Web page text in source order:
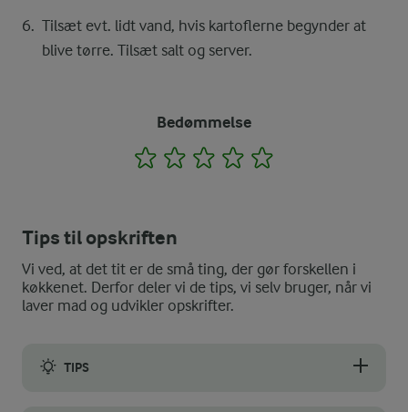
Tilsæt evt. lidt vand, hvis kartoflerne begynder at
blive tørre. Tilsæt salt og server.
Bedømmelse
1 2 3 4
Tips til opskriften
Vi ved, at det tit er de små ting, der gør forskellen i
køkkenet. Derfor deler vi de tips, vi selv bruger, når vi
laver mad og udvikler opskrifter.
TIPS